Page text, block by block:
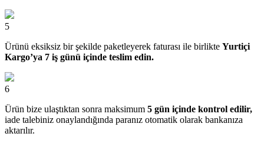
5
Ürünü eksiksiz bir şekilde paketleyerek faturası ile birlikte Yurtiçi
Kargo’ya 7 iş günü içinde teslim edin.
6
Ürün bize ulaştıktan sonra maksimum 5 gün içinde kontrol edilir,
iade talebiniz onaylandığında paranız otomatik olarak bankanıza
aktarılır.